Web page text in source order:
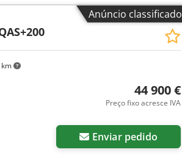
Anúncio classificado
44 900 €
Preço fixo acresce IVA
Enviar pedido